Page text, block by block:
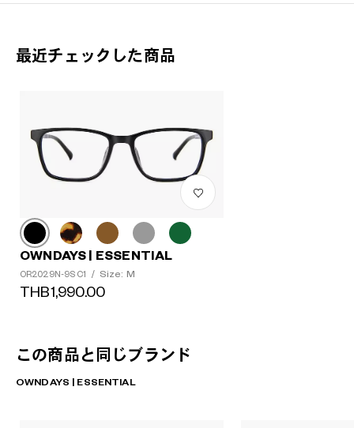
最近チェックした商品
OWNDAYS | ESSENTIAL
OR2029N-9S C1 / Size: M
THB1,990.00
この商品と同じブランド
OWNDAYS | ESSENTIAL